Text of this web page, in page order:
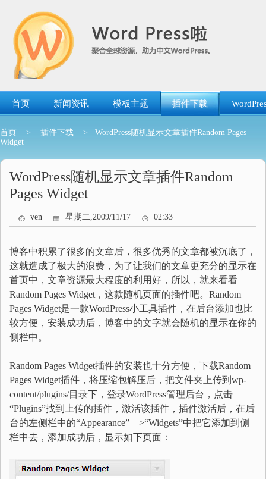
首页 新闻资讯 模板主题 插件下载
首页 > 插件下载
> WordPress随机显示文章插件Random Pages
Widget
WordPress随机显示文章插件Random
Pages Widget
ven 星期二,2009/11/17 02:33
博客中积累了很多的文章后，很多优秀的文章都被沉底了，
这就造成了极大的浪费，为了让我们的文章更充分的显示在
首页中，文章资源最大程度的利用好，所以，就来看看
Random Pages Widget，这款随机页面的插件吧。Random
Pages Widget是一款WordPress小工具插件，在后台添加也比
较方便，安装成功后，博客中的文字就会随机的显示在你的
侧栏中。
Random Pages Widget插件的安装也十分方便，下载Random
Pages Widget插件，将压缩包解压后，把文件夹上传到wp-
content/plugins/目录下，登录WordPress管理后台，点击
“Plugins”找到上传的插件，激活该插件，插件激活后，在后
台的左侧栏中的“Appearance”—>“Widgets”中把它添加到侧
栏中去，添加成功后，显示如下页面：